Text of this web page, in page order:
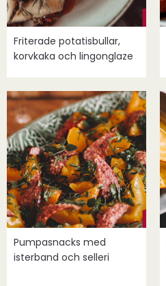
Friterade potatisbullar,
korvkaka och lingonglaze
Pumpasnacks med
isterband och selleri